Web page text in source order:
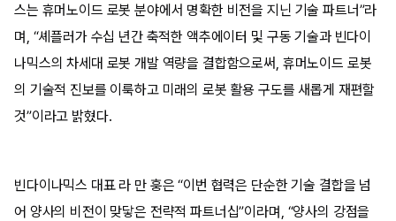
스는 휴머노이드 로봇 분야에서 명확한 비전을 지닌 기술 파트너”라
며, “셰플러가 수십 년간 축적한 액추에이터 및 구동 기술과 빈다이
나믹스의 차세대 로봇 개발 역량을 결합함으로써, 휴머노이드 로봇
의 기술적 진보를 이룩하고 미래의 로봇 활용 구도를 새롭게 재편할
것”이라고 밝혔다.
빈다이나믹스 대표 라 만 훙은 “이번 협력은 단순한 기술 결합을 넘
어 양사의 비전이 맞닿은 전략적 파트너십”이라며, “양사의 강점을